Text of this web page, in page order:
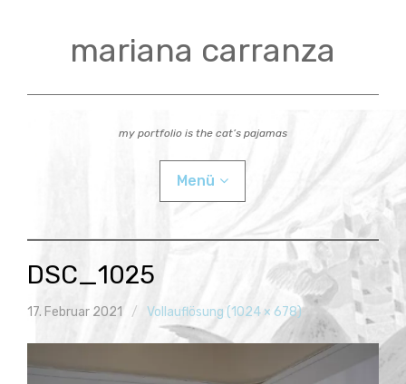
mariana carranza
my portfolio is the cat’s pajamas
Menü
actual
videos
workshops
DSC_1025
17. Februar 2021 Vollauflösung (1024 × 678)